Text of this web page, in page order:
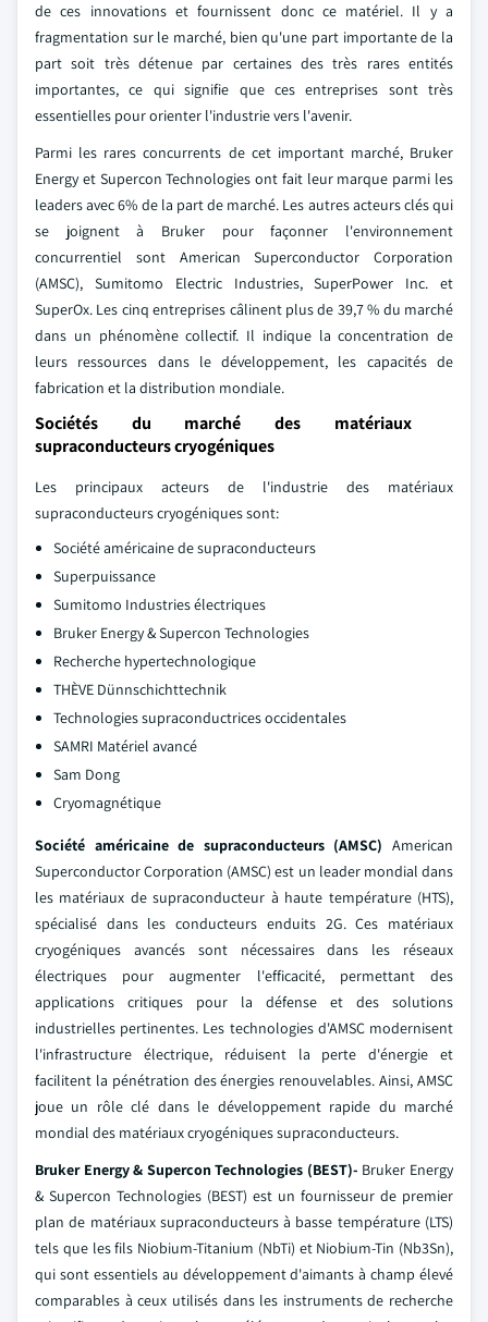
de ces innovations et fournissent donc ce matériel. Il y a
fragmentation sur le marché, bien qu'une part importante de la
part soit très détenue par certaines des très rares entités
importantes, ce qui signifie que ces entreprises sont très
essentielles pour orienter l'industrie vers l'avenir.
Parmi les rares concurrents de cet important marché, Bruker
Energy et Supercon Technologies ont fait leur marque parmi les
leaders avec 6% de la part de marché. Les autres acteurs clés qui
se joignent à Bruker pour façonner l'environnement
concurrentiel sont American Superconductor Corporation
(AMSC), Sumitomo Electric Industries, SuperPower Inc. et
SuperOx. Les cinq entreprises câlinent plus de 39,7 % du marché
dans un phénomène collectif. Il indique la concentration de
leurs ressources dans le développement, les capacités de
fabrication et la distribution mondiale.
Sociétés du marché des matériaux
supraconducteurs cryogéniques
Les principaux acteurs de l'industrie des matériaux
supraconducteurs cryogéniques sont:
Société américaine de supraconducteurs
Superpuissance
Sumitomo Industries électriques
Bruker Energy & Supercon Technologies
Recherche hypertechnologique
THÈVE Dünnschichttechnik
Technologies supraconductrices occidentales
SAMRI Matériel avancé
Sam Dong
Cryomagnétique
Société américaine de supraconducteurs (AMSC) American
Superconductor Corporation (AMSC) est un leader mondial dans
les matériaux de supraconducteur à haute température (HTS),
spécialisé dans les conducteurs enduits 2G. Ces matériaux
cryogéniques avancés sont nécessaires dans les réseaux
électriques pour augmenter l'efficacité, permettant des
applications critiques pour la défense et des solutions
industrielles pertinentes. Les technologies d'AMSC modernisent
l'infrastructure électrique, réduisent la perte d'énergie et
facilitent la pénétration des énergies renouvelables. Ainsi, AMSC
joue un rôle clé dans le développement rapide du marché
mondial des matériaux cryogéniques supraconducteurs.
Bruker Energy & Supercon Technologies (BEST)- Bruker Energy
& Supercon Technologies (BEST) est un fournisseur de premier
plan de matériaux supraconducteurs à basse température (LTS)
tels que les fils Niobium-Titanium (NbTi) et Niobium-Tin (Nb3Sn),
qui sont essentiels au développement d'aimants à champ élevé
comparables à ceux utilisés dans les instruments de recherche